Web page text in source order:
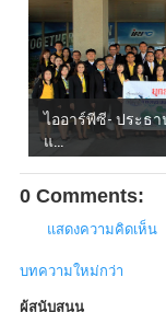
ไออาร์พีซี- ประธ
แ...
0 Comments:
แสดงความคิดเห็น
บทความใหม่กว่า
ผู้สนับสนุน